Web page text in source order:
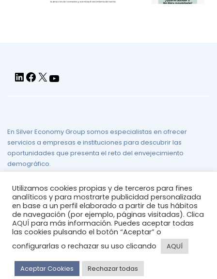
En Silver Economy Group somos especialistas en ofrecer
servicios a empresas e instituciones para descubrir las
oportunidades que presenta el reto del envejecimiento
demográfico.
Aviso legal/ Política de Privacidad/ Política de Cookies /Mapa
del sitio
© 2026 silvereconomygroup
Utilizamos cookies propias y de terceros para fines
analíticos y para mostrarte publicidad personalizada
en base a un perfil elaborado a partir de tus hábitos
de navegación (por ejemplo, páginas visitadas). Clica
AQUÍ para más información. Puedes aceptar todas
las cookies pulsando el botón “Aceptar” o
configurarlas o rechazar su uso clicando
AQUÍ
Aceptar Cookies Rechazar todas